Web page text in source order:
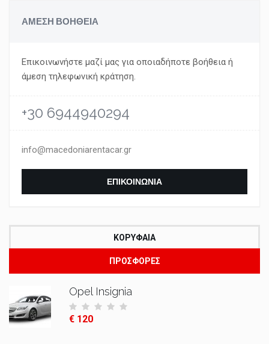
ΑΜΕΣΗ ΒΟΗΘΕΙΑ
Επικοινωνήστε μαζί μας για οποιαδήποτε βοήθεια ή
άμεση τηλεφωνική κράτηση.
+30 6944940294
info@macedoniarentacar.gr
ΕΠΙΚΟΙΝΩΝΊΑ
ΚΟΡΥΦΑΊΑ
ΠΡΟΣΦΟΡΈΣ
Opel Insignia
€ 120